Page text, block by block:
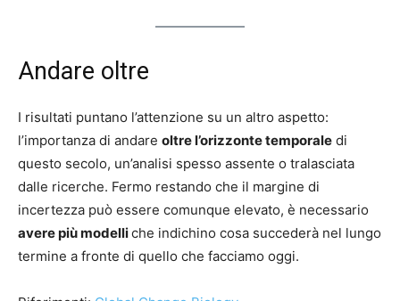
Andare oltre
I risultati puntano l’attenzione su un altro aspetto:
l’importanza di andare oltre l’orizzonte temporale di
questo secolo, un’analisi spesso assente o tralasciata
dalle ricerche. Fermo restando che il margine di
incertezza può essere comunque elevato, è necessario
avere più modelliche indichino cosa succederà nel lungo
termine a fronte di quello che facciamo oggi.